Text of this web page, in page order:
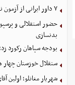
۷ داور ایرانی از آزمون نخبگان آسیا سربلند بیرون آمدند
حضور استقلالی و
بدنسازی
بودجه سپاهان رکورد زد؛ تصویب ۲.۵
ستقلال خوزستان
شهریار مغانلو؛